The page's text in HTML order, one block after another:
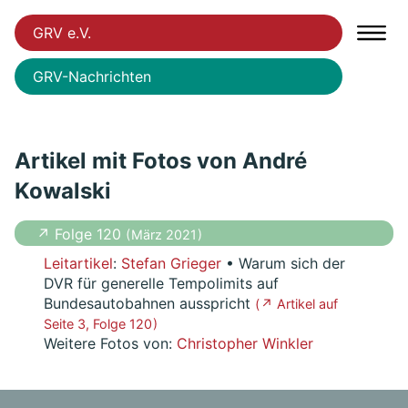
GRV e.V.
GRV-Nachrichten
Artikel mit Fotos von André
Kowalski
↗ Folge 120 ( März 2021 )
Leitartikel: Stefan Grieger • Warum sich der
DVR für generelle Tempolimits auf
Bundesautobahnen ausspricht ( ↗ Artikel auf
Seite 3, Folge 120 )
Weitere Fotos von: Christopher Winkler